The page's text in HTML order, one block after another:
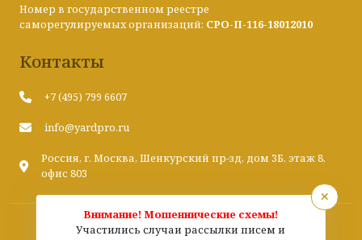
Номер в государственном реестре
саморегулируемых организаций: СРО-П-116-18012010
Контакты
+7 (495) 799 6607
info@yardpro.ru
Россия, г. Москва, Шенкурский пр-зд, дом 3Б, этаж 8,
офис 803
Саморегулируемая организация Союз «Межрегиональное
Внимание! Мошеннические схемы!
Участились случаи рассылки писем и